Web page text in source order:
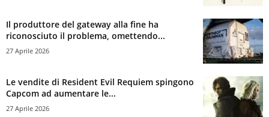
Il produttore del gateway alla fine ha
riconosciuto il problema, omettendo...
27 Aprile 2026
Le vendite di Resident Evil Requiem spingono
Capcom ad aumentare le...
27 Aprile 2026